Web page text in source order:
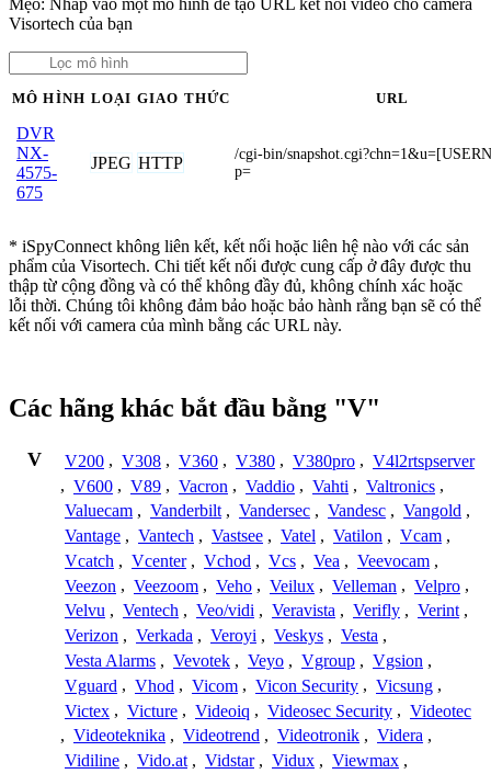
Visortech của bạn
MÔ HÌNH LOẠI GIAO THỨC URL
DVR
NX-
4575-
675
JPEG HTTP
/cgi-bin/
p=
* iSpyConnect không liên kết, kết nối hoặc liên hệ nào với các sản
phẩm của Visortech. Chi tiết kết nối được cung cấp ở đây được thu
thập từ cộng đồng và có thể không đầy đủ, không chính xác hoặc
lỗi thời. Chúng tôi không đảm bảo hoặc bảo hành rằng bạn sẽ có thể
kết nối với camera của mình bằng các URL này.
Các hãng khác bắt đầu bằng "V"
V V200 , V308 , V360 , V380 , V380pro , V4l2rtspserver
, V600 , V89 , Vacron , Vaddio , Vahti , Valtronics ,
Valuecam , Vanderbilt , Vandersec , Vandesc , Vangold ,
Vantage , Vantech , Vastsee , Vatel , Vatilon , Vcam ,
Vcatch , Vcenter , Vchod , Vcs , Vea , Veevocam ,
Veezon , Veezoom , Veho , Veilux , Velleman , Velpro ,
Velvu , Ventech , Veo/vidi , Veravista , Verifly , Verint ,
Verizon , Verkada , Veroyi , Veskys , Vesta ,
Vesta Alarms , Vevotek , Veyo , Vgroup , Vgsion ,
Vguard , Vhod , Vicom , Vicon Security , Vicsung ,
Victex , Victure , Videoiq , Videosec Security , Videotec
, Videoteknika , Videotrend , Videotronik , Videra ,
Vidiline , Vido.at , Vidstar , Vidux , Viewmax ,